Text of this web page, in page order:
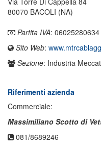
80070 BACOLI (NA)
Partita IVA: 06025280634
Sito Web:
Sezione: Industria
Riferimenti azienda
Commerciale:
Massimiliano Scotto di
081/8689246